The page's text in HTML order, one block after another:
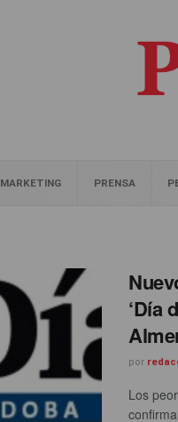
MARKETING PRENSA
‘Día
por
Los